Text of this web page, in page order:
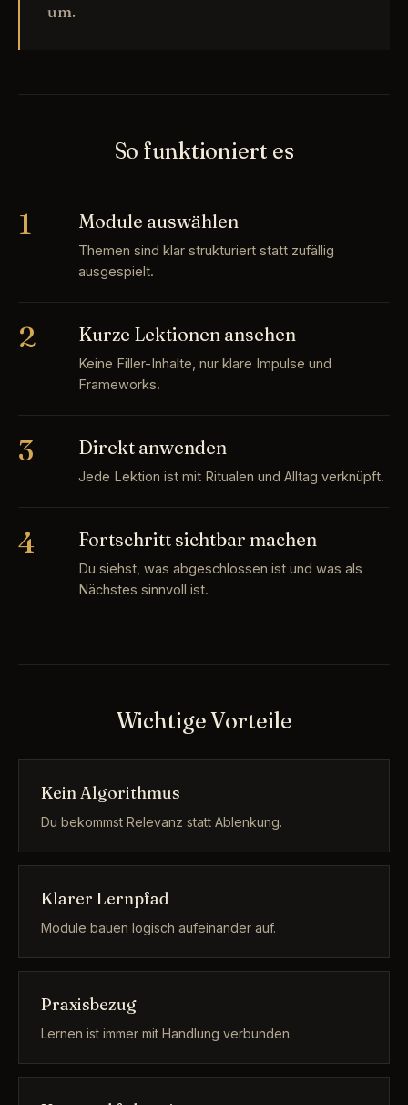
um.
So funktioniert es
1 Module auswählen
Themen sind klar strukturiert statt zufällig
ausgespielt.
2 Kurze Lektionen ansehen
Keine Filler-Inhalte, nur klare Impulse und
Frameworks.
3 Direkt anwenden
Jede Lektion ist mit Ritualen und Alltag verknüpft.
4 Fortschritt sichtbar machen
Du siehst, was abgeschlossen ist und was als
Nächstes sinnvoll ist.
Wichtige Vorteile
Kein Algorithmus
Du bekommst Relevanz statt Ablenkung.
Klarer Lernpfad
Module bauen logisch aufeinander auf.
Praxisbezug
Lernen ist immer mit Handlung verbunden.